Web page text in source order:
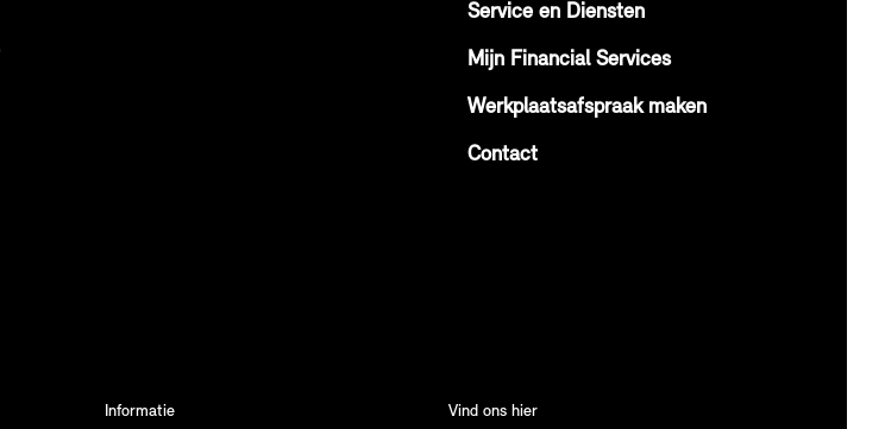
Service en Diensten
Mijn Financial Services
Werkplaatsafspraak maken
Contact
Informatie Vind ons hier